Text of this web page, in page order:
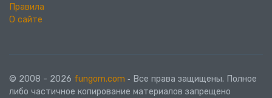
Правила
О сайте
© 2008 - 2026 fungorn.com ‐ Все права защищены. Полное
либо частичное копирование материалов запрещено